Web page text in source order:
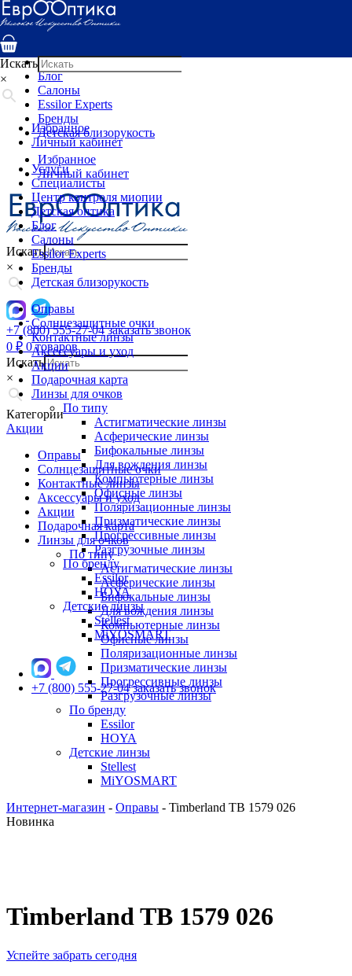
Услуги
Специалисты
Детская оптика
Блог
Салоны
Essilor Experts
Бренды
Детская близорукость
Избранное
Личный кабинет
Искать
×
+7 (800) 555-27-04 заказать звонок
0 ₽ 0 товаров
Искать
×
Категории
Акции
Оправы
Солнцезащитные очки
Контактные линзы
Аксессуары и уход
Акции
Подарочная карта
Линзы для очков
По типу
Астигматические линзы
Асферические линзы
Бифокальные линзы
Для вождения линзы
Компьютерные линзы
Офисные линзы
Поляризационные линзы
Призматические линзы
Прогрессивные линзы
Разгрузочные линзы
По бренду
Essilor
HOYA
Детские линзы
Stellest
MiYOSMART
Искать
×
Избранное
Личный кабинет
Услуги
Специалисты
Центр контроля миопии
Детская оптика
Блог
Салоны
Essilor Experts
Бренды
Детская близорукость
Оправы
Солнцезащитные очки
Контактные линзы
Аксессуары и уход
Акции
Подарочная карта
Линзы для очков
По типу
Астигматические линзы
Асферические линзы
Бифокальные линзы
Для вождения линзы
Компьютерные линзы
Офисные линзы
Поляризационные линзы
Призматические линзы
Прогрессивные линзы
Разгрузочные линзы
По бренду
Essilor
HOYA
Детские линзы
Stellest
MiYOSMART
+7 (800) 555-27-04 заказать звонок
Интернет-магазин - Оправы - Timberland TB 1579 026
Новинка
Timberland TB 1579 026
Успейте забрать сегодня